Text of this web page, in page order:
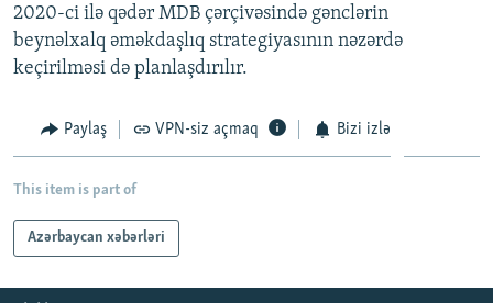
KARIKATURA
İSLAM VƏ DEMOKRATIYA
İZ - MƏDƏNIYYƏT PROQRAMI
PEŞƏ ETIKASI VƏ JURNALISTIKA STANDARTLARIMIZ
MATERIALLARIMIZDAN ISTIFADƏ
BIZIMLƏ ƏLAQƏ
2020-ci ilə qədər MDB çərçivəsində gənclərin
beynəlxalq əməkdaşlıq strategiyasının nəzərdə
keçirilməsi də planlaşdırılır.
Paylaş VPN-siz açmaq Bizi izlə
This item is part of
Azərbaycan xəbərləri